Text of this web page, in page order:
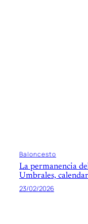
Baloncesto
La permanencia
Umbrales,
23/02/2026